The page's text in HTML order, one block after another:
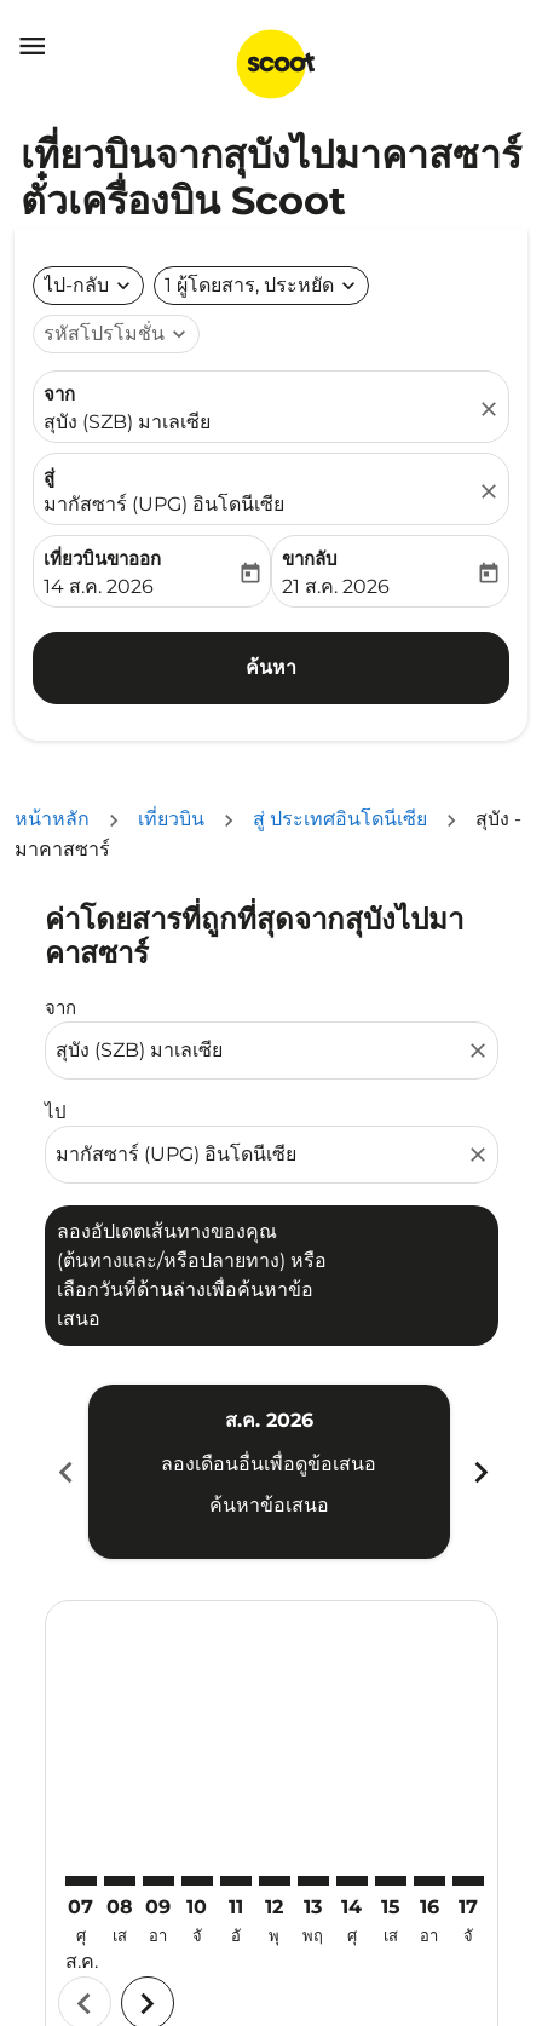

เที่ยวบินจากสุบังไปมาคาสซาร์
ตั๋วเครื่องบิน Scoot
ไป-กลับ expand_more 1 ผู้โดยสาร, ประหยัด expand_more
รหัสโปรโมชั่น expand_more
จาก
สุบัง (SZB) มาเลเซีย
close
สู่
มากัสซาร์ (UPG) อินโดนีเซีย
close
เที่ยวบินขาออก
fc-booking-departure-date-aria-label
14 ส.ค. 2026
today
ขากลับ
fc-booking-return-date-
21 ส.ค. 2026
today
ค้นหา
หน้าหลัก เที่ยวบิน สู่ ประเทศอินโดนีเซีย
สุบัง -
มาคาสซาร์
ค่าโดยสารที่ถูกที่สุดจากสุบังไปมา
คาสซาร์
จาก
close
ไป
close
ลองอัปเดตเส้นทางของคุณ
(ต้นทางและ/หรือปลายทาง) หรือ
เลือกวันที่ด้านล่างเพื่อค้นหาข้อ
เสนอ
ลองอัปเดตเส้นทางของคุณ (ต้นทางและ/หรือปลายทาง) หรื
chevron_left
ส.ค. 2026
ลองเดือนอื่นเพื่อดูข้อเสนอ
ค้นหาข้อเสนอ
chevron_right
07
ศุ
ส.ค.
08
เส
09
อา
10
จั
11
อั
12
พุ
13
พฤ
14
ศุ
15
เส
16
อา
17
จั
chevron_left chevron_right